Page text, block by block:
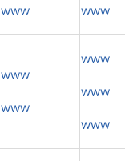
www
www
www
www
www
www
www